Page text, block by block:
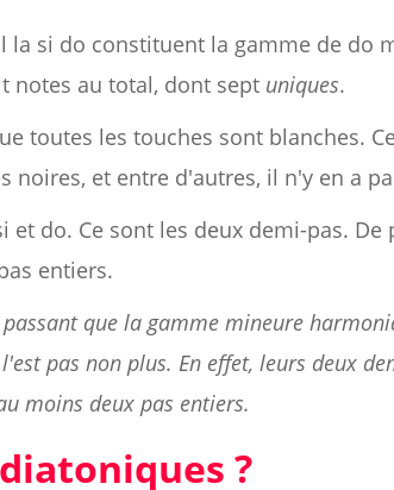
si do constituent la gamme de do
notes au total, dont sept uniques.
toutes les touches sont blanches.
noires, et entre d'autres, il n'y en a
do. Ce sont les deux demi-pas. De
entiers.
que la gamme mineure
pas non plus. En effet, leurs deux
moins deux pas entiers.
?